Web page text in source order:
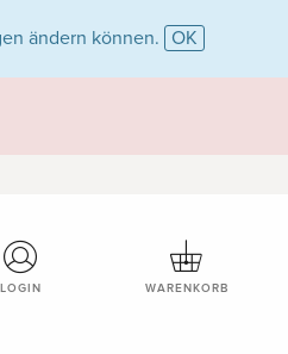
ändern können. OK
LOGIN WARENKORB